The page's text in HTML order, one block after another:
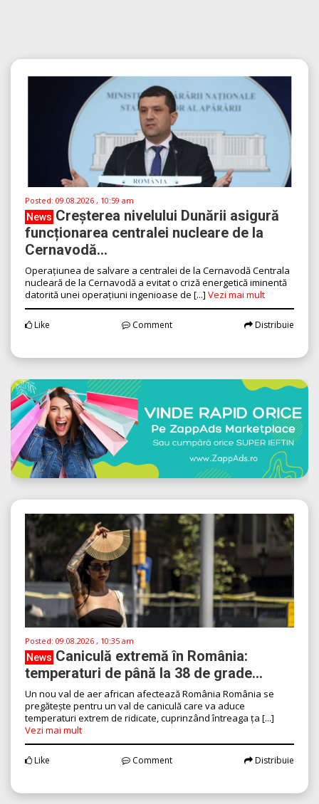
Posted: 09.08.2026 , 10:59 am
News Creșterea nivelului Dunării asigură
funcționarea centralei nucleare de la
Cernavodă...
Operațiunea de salvare a centralei de la Cernavodă Centrala
nucleară de la Cernavodă a evitat o criză energetică iminentă
datorită unei operațiuni ingenioase de [...] Vezi mai mult
Like Comment Distribuie
Posted: 09.08.2026 , 10:35 am
News Caniculă extremă în România:
temperaturi de până la 38 de grade...
Un nou val de aer african afectează România România se
pregătește pentru un val de caniculă care va aduce
temperaturi extrem de ridicate, cuprinzând întreaga ța [...]
Vezi mai mult
Like Comment Distribuie